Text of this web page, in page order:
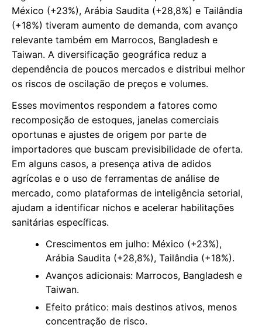
México (+23%), Arábia Saudita (+28,8%) e Tailândia
(+18%) tiveram aumento de demanda, com avanço
relevante também em Marrocos, Bangladesh e
Taiwan. A diversificação geográfica reduz a
dependência de poucos mercados e distribui melhor
os riscos de oscilação de preços e volumes.
Esses movimentos respondem a fatores como
recomposição de estoques, janelas comerciais
oportunas e ajustes de origem por parte de
importadores que buscam previsibilidade de oferta.
Em alguns casos, a presença ativa de adidos
agrícolas e o uso de ferramentas de análise de
mercado, como plataformas de inteligência setorial,
ajudam a identificar nichos e acelerar habilitações
sanitárias específicas.
Crescimentos em julho: México (+23%),
Arábia Saudita (+28,8%), Tailândia (+18%).
Avanços adicionais: Marrocos, Bangladesh e
Taiwan.
Efeito prático: mais destinos ativos, menos
concentração de risco.